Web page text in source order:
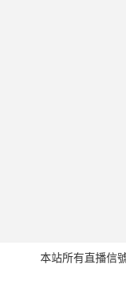
本站所有直播信